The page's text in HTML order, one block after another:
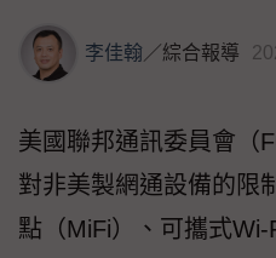
李佳翰／綜合報導
美國聯邦通訊委員會（
對非美製網通設備的限
點（MiFi）、可攜式